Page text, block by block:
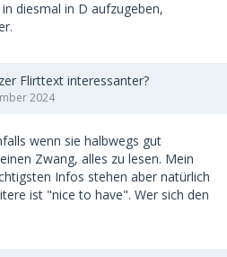
diesmal in D aufzugeben,
Flirttext interessanter?
2024
wenn sie halbwegs gut
Zwang, alles zu lesen. Mein
Infos stehen aber natürlich
ist "nice to have". Wer sich den